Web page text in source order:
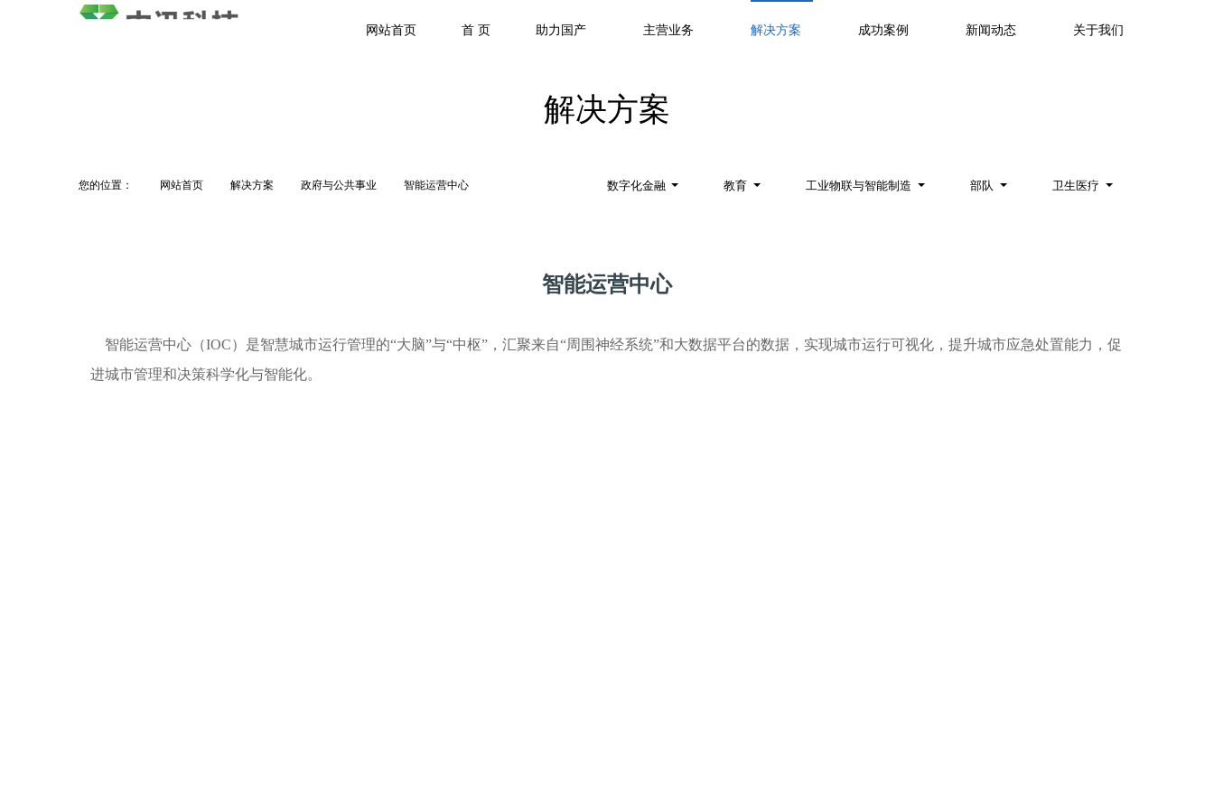
网站首页 首 页 助力国产 主营业务 解决方案 成功案例 新闻动态 关于我们
解决方案
您的位置： 网站首页 解决方案 政府与公共事业 智能运营中心政府与公共事业 数字化金融 教育 工业物联与智能制造 部队 卫生医疗
智能运营中心
智能运营中心（IOC）是智慧城市运行管理的“大脑”与“中枢”，汇聚来自“周围神经系统”和大数据平台的数据，实现城市运行可视化，提升城市应急处置能力，促
进城市管理和决策科学化与智能化。